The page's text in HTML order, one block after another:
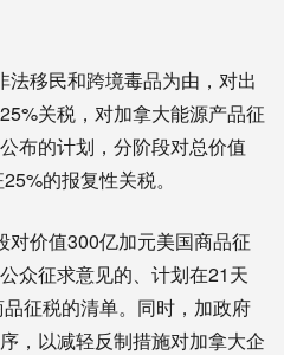
移民和跨境毒品为由，对出
关税，对加拿大能源产品征
布的计划，分阶段对总价值
的报复性关税。
价值300亿加元美国商品征
众征求意见的、计划在21天
征税的清单。同时，加政府
，以减轻反制措施对加拿大企